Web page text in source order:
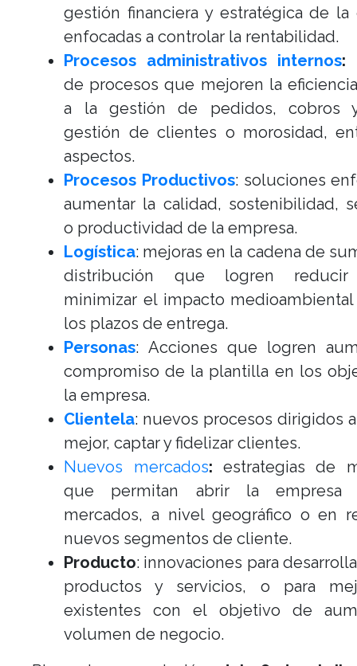
gestión financiera y estratégica de la
enfocadas a controlar la rentabilidad.
Procesos administrativos internos:
de procesos que mejoren la
a la gestión de pedidos, cobros
gestión de clientes o morosidad,
aspectos.
Procesos Productivos: soluciones
aumentar la calidad, sostenibilidad,
o productividad de la empresa.
Logística: mejoras en la cadena de
distribución que logren reducir
minimizar el impacto medioambiental
los plazos de entrega.
Personas: Acciones que logren
compromiso de la plantilla en los
la empresa.
Clientela: nuevos procesos dirigidos
mejor, captar y fidelizar clientes.
Nuevos mercados: estrategias de
que permitan abrir la empresa
mercados, a nivel geográfico o en
nuevos segmentos de cliente.
Producto: innovaciones para
productos y servicios, o para
existentes con el objetivo de
volumen de negocio.